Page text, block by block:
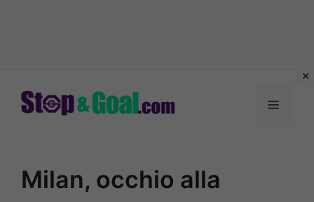
Menu
Milan, occhio alla